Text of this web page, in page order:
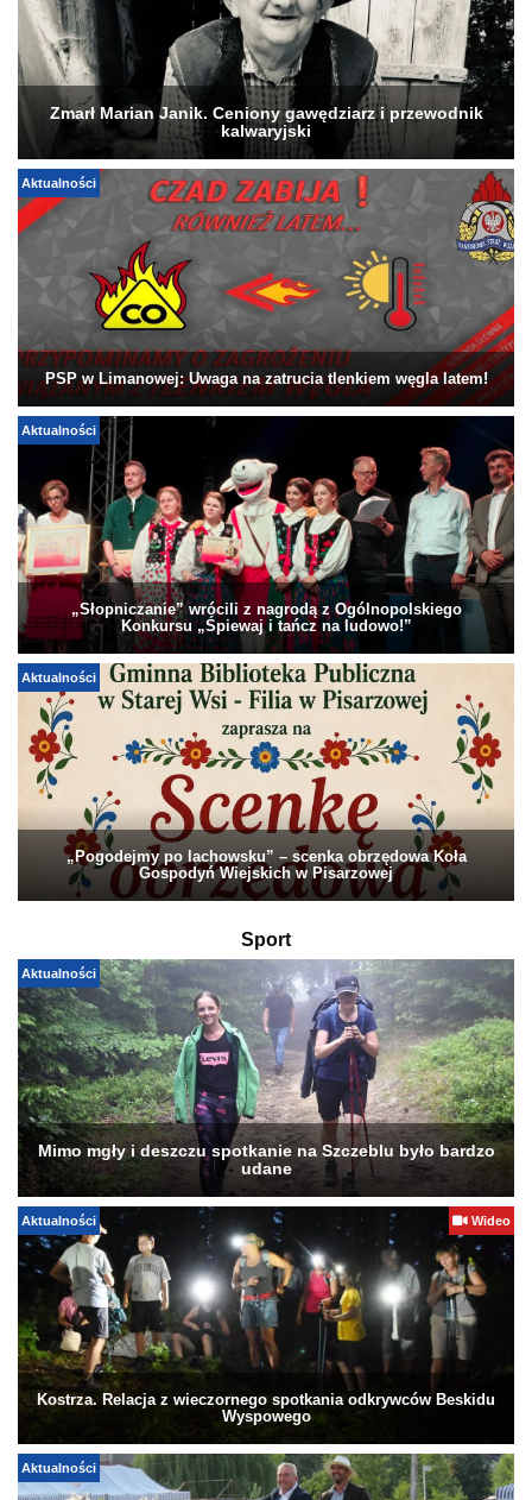
Zmarł Marian Janik. Ceniony gawędziarz i przewodnik
kalwaryjski
Aktualności
PSP w Limanowej: Uwaga na zatrucia tlenkiem węgla latem!
Aktualności
„Słopniczanie” wrócili z nagrodą z Ogólnopolskiego
Konkursu „Śpiewaj i tańcz na ludowo!”
Aktualności
„Pogodejmy po lachowsku” – scenka obrzędowa Koła
Gospodyń Wiejskich w Pisarzowej
Sport
Aktualności
Mimo mgły i deszczu spotkanie na Szczeblu było bardzo
udane
Aktualności Wideo
Kostrza. Relacja z wieczornego spotkania odkrywców Beskidu
Wyspowego
Aktualności